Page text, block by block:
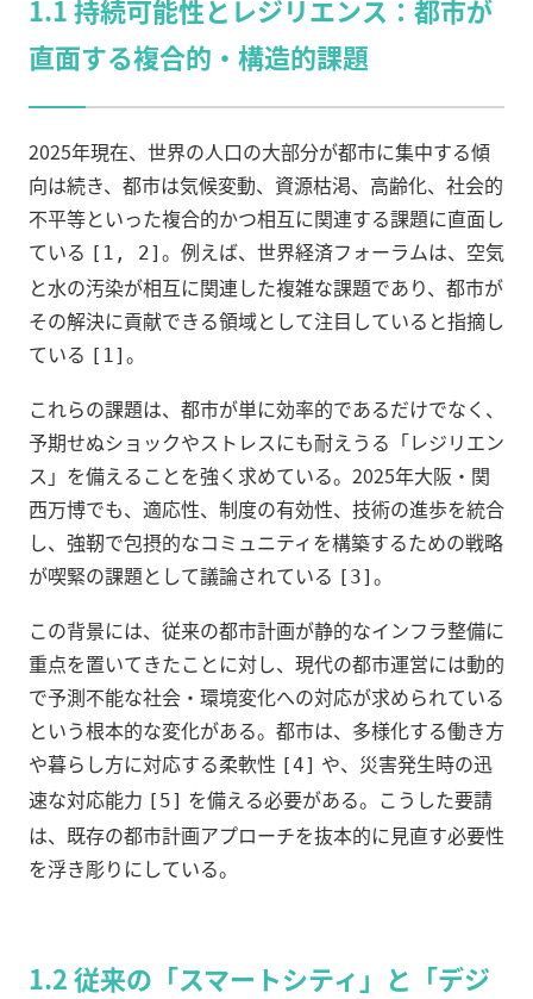
1.1 持続可能性とレジリエンス：都市が
直面する複合的・構造的課題
2025年現在、世界の人口の大部分が都市に集中する傾
向は続き、都市は気候変動、資源枯渇、高齢化、社会的
不平等といった複合的かつ相互に関連する課題に直面し
ている [1, 2] 。例えば、世界経済フォーラムは、空気
と水の汚染が相互に関連した複雑な課題であり、都市が
その解決に貢献できる領域として注目していると指摘し
ている [1] 。
これらの課題は、都市が単に効率的であるだけでなく、
予期せぬショックやストレスにも耐えうる「レジリエン
ス」を備えることを強く求めている。2025年大阪・関
西万博でも、適応性、制度の有効性、技術の進歩を統合
し、強靭で包摂的なコミュニティを構築するための戦略
が喫緊の課題として議論されている [3] 。
この背景には、従来の都市計画が静的なインフラ整備に
重点を置いてきたことに対し、現代の都市運営には動的
で予測不能な社会・環境変化への対応が求められている
という根本的な変化がある。都市は、多様化する働き方
や暮らし方に対応する柔軟性 [4] や、災害発生時の迅
速な対応能力 [5] を備える必要がある。こうした要請
は、既存の都市計画アプローチを抜本的に見直す必要性
を浮き彫りにしている。
1.2 従来の「スマートシティ」と「デジ